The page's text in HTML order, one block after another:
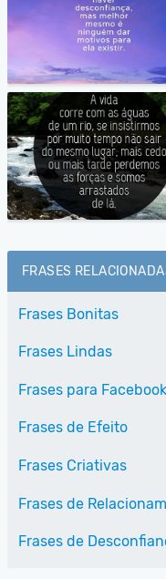
FRASES
Frases Bonitas
Frases Lindas
Frases para
Frases de Efeito
Frases Criativas
Frases de
Frases de